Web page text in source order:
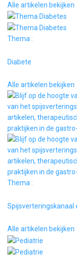
Alle artikelen bekijken
Thema :
Diabete
Alle artikelen bekijken
Thema :
Spijsverteringskanaal
Alle artikelen bekijken